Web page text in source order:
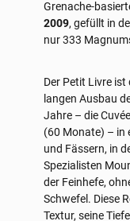
Grenache-
2009, gefüllt in
nur 333
Der Petit Livre
langen Ausbau
Jahre – die
(60 Monate) – in
und Fässern, in
Spezialisten
der Feinhefe,
Schwefel. Diese
Textur, seine